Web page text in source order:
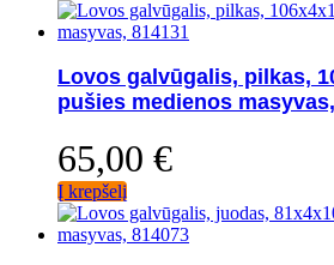
Lovos galvūgalis, pilkas,
pušies medienos
65,00 €
Į krepšelį